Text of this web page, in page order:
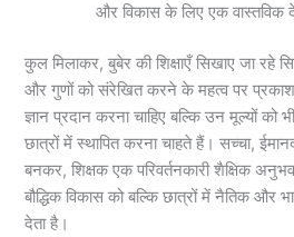
और विकास के लिए एक वास्तविक
कुल मिलाकर, बुबेर की शिक्षाएँ सिखाए जा रहे
और गुणों को संरेखित करने के महत्व पर
ज्ञान प्रदान करना चाहिए बल्कि उन मूल्यों को
छात्रों में स्थापित करना चाहते हैं। सच्चा,
बनकर, शिक्षक एक परिवर्तनकारी शैक्षिक
बौद्धिक विकास को बल्कि छात्रों में नैतिक और
देता है।